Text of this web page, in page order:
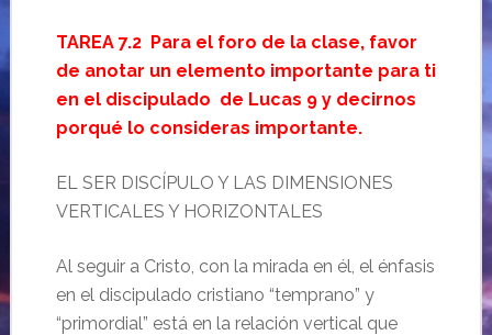
TAREA 7.2 Para el foro de la clase, favor
de anotar un elemento importante para ti
en el discipulado de Lucas 9 y decirnos
porqué lo consideras importante.
EL SER DISCÍPULO Y LAS DIMENSIONES
VERTICALES Y HORIZONTALES
Al seguir a Cristo, con la mirada en él, el énfasis
en el discipulado cristiano “temprano” y
“primordial” está en la relación vertical que